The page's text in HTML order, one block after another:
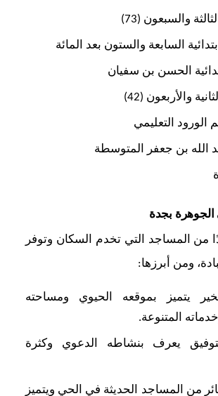
والسبعون (73)
السابعة والستون بعد المائة
الحسن بن سفيان
والأربعون (42)
الورود التعليمي
الله بن جعفر المتوسطة
بجدة
من المساجد التي تخدم السكان وتوفر
ومن أبرزها:
يتميز بموقعه الحيوي ومساحته
المتنوعة.
يعرف بنشاطه الدعوي وكثرة
من المساجد الحديثة في الحي ويتميز